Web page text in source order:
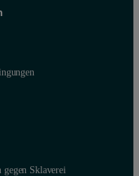
Sklaverei